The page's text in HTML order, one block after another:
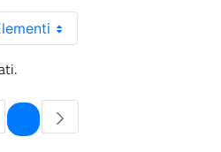
Pagina